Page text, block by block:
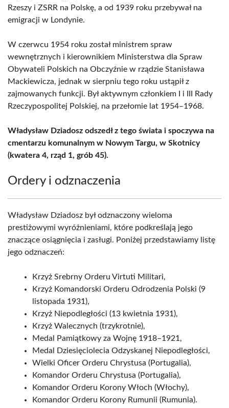
Rzeszy i ZSRR na Polskę, a od 1939 roku przebywał na
emigracji w Londynie.
W czerwcu 1954 roku został ministrem spraw
wewnętrznych i kierownikiem Ministerstwa dla Spraw
Obywateli Polskich na Obczyźnie w rządzie Stanisława
Mackiewicza, jednak w sierpniu tego roku ustąpił z
zajmowanych funkcji. Był aktywnym członkiem I i III Rady
Rzeczypospolitej Polskiej, na przełomie lat 1954–1968.
Władysław Dziadosz odszedł z tego świata i spoczywa na
cmentarzu komunalnym w Nowym Targu, w Skotnicy
(kwatera 4, rząd 1, grób 45).
Ordery i odznaczenia
Władysław Dziadosz był odznaczony wieloma
prestiżowymi wyróżnieniami, które podkreślają jego
znaczące osiągnięcia i zasługi. Poniżej przedstawiamy listę
jego odznaczeń:
Krzyż Srebrny Orderu Virtuti Militari,
Krzyż Komandorski Orderu Odrodzenia Polski (9
listopada 1931),
Krzyż Niepodległości (13 kwietnia 1931),
Krzyż Walecznych (trzykrotnie),
Medal Pamiątkowy za Wojnę 1918–1921,
Medal Dziesięciolecia Odzyskanej Niepodległości,
Wielki Oficer Orderu Chrystusa (Portugalia),
Komandor Orderu Chrystusa (Portugalia),
Komandor Orderu Korony Włoch (Włochy),
Komandor Orderu Korony Rumunii (Rumunia).